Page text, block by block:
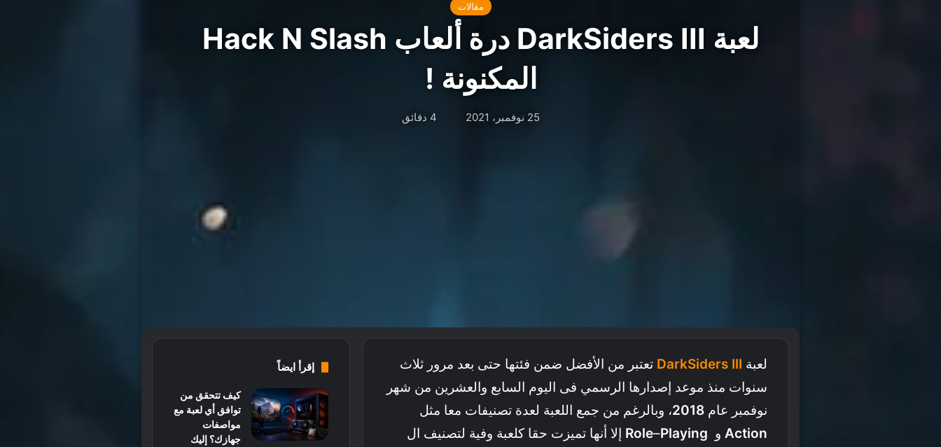
مقالات
لعبة DarkSiders III درة ألعاب Hack N Slash
المكنونة !
25 نوفمبر، 2021
لعبة DarkSiders III
تعتبر من الأفضل ضمن فئتها حتى بعد مرور ثلاث
سنوات منذ موعد إصدارها الرسمي فى اليوم السابع والعشرين من شهر
نوفمبر عام 2018، وبالرغم من جمع اللعبة لعدة تصنيفات معا مثل
Actionو Role–Playing
إلا أنها تميزت حقا كلعبة وفية لتصنيف ال
إقرأ ايضاً
كيف تتحقق من
توافق أي لعبة مع
مواصفات
جهازك؟ إليك